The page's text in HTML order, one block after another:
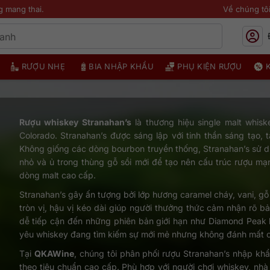
mang thai. Về chúng tôi
RƯỢU NHẸ BIA NHẬP KHẨU PHỤ KIỆN RƯỢU
Rượu whiskey Stranahan’s là thương hiệu single malt
Colorado. Stranahan’s được sáng lập với tinh thần sáng
Không giống các dòng bourbon truyền thống, Stranahan’s
nhỏ và ủ trong thùng gỗ sồi mới để tạo nên cấu trúc rượu
dòng malt cao cấp.
Stranahan’s gây ấn tượng bởi lớp hương caramel cháy, vani,
tròn vị, hậu vị kéo dài giúp người thưởng thức cảm nhận rõ
dễ tiếp cận đến những phiên bản giới hạn như Diamond
yêu whiskey đang tìm kiếm sự mới mẻ nhưng không đánh mất
Tại QKAWine, chúng tôi phân phối rượu Stranahan’s nhập
theo tiêu chuẩn cao cấp. Phù hợp với người chơi whiskey,